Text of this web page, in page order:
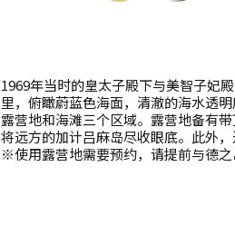
1969年当时的皇太子殿下与美智子妃
里，俯瞰蔚蓝色海面，清澈的海水透
露营地和海滩三个区域。露营地备有
将远方的加计吕麻岛尽收眼底。此外
※使用露营地需要预约，请提前与德之